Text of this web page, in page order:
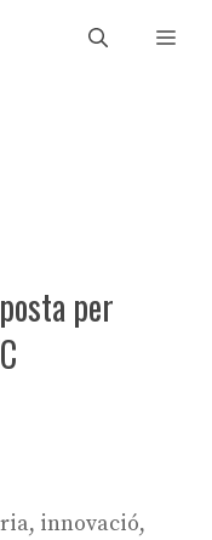
per
, innovació,